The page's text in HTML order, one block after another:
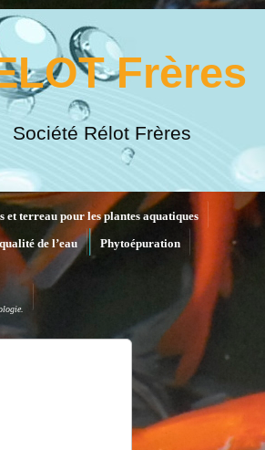
Frères
Société Rélot Frères
et terreau pour les plantes aquatiques
de l’eau
Phytoépuration